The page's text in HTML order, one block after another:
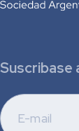
Dr. Jorge
Suscribase